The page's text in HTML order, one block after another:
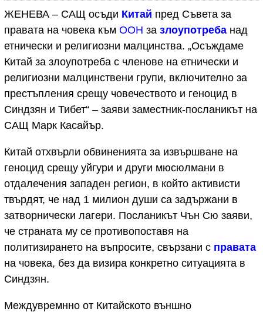
ЖЕНЕВА – САЩ осъди Китай пред Съвета за
правата на човека към ООН за злоупотреба над
етнически и религиозни малцинства. „Осъждаме
Китай за злоупотреба с членове на етнически и
религиозни малцинствени групи, включително за
престъпления срещу човечеството и геноцид в
Синдзян и Тибет“ – заяви заместник-посланикът на
САЩ Марк Касайър.
Китай отхвърли обвиненията за извършване на
геноцид срещу уйгури и други мюсюлмани в
отдалечения западен регион, в който активисти
твърдят, че над 1 милион души са задържани в
затворнически лагери. Посланикът Чън Сю заяви,
че страната му се противопоставя на
политизирането на въпросите, свързани с правата
на човека, без да визира конкретно ситуацията в
Синдзян.
Междувремнно от Китайското външно